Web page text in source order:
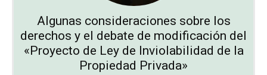
Algunas consideraciones sobre los
derechos y el debate de modificación del
«Proyecto de Ley de Inviolabilidad de la
Propiedad Privada»